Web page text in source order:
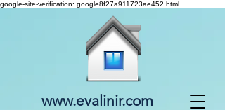
google-site-verification: google8f27a911723ae452.html
www.evalinir.com